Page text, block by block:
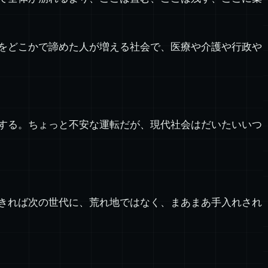
こかで諦めた人が増える社会で、医療や介護や行政や
。ちょっと不安な運転だが、現代社会はだいたいいつ
ば次の世代に、荒れ地ではなく、まあまあ手入れされ